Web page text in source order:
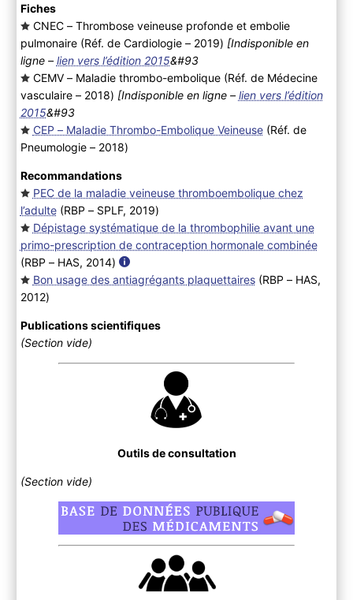
Fiches
CNEC – Thrombose veineuse profonde et embolie
pulmonaire (Réf. de Cardiologie – 2019) [Indisponible en
ligne – lien vers l’édition 2015&#93
CEMV – Maladie thrombo-embolique (Réf. de Médecine
vasculaire – 2018) [Indisponible en ligne – lien vers l’édition
2015&#93
CEP – Maladie Thrombo-Embolique Veineuse(Réf. de
Pneumologie – 2018)
Recommandations
PEC de la maladie veineuse thromboembolique chez
l’adulte(RBP – SPLF, 2019)
Dépistage systématique de la thrombophilie avant une
primo-prescription de contraception hormonale combinée
(RBP – HAS, 2014)
Bon usage des antiagrégants plaquettaires(RBP – HAS,
2012)
Publications scientifiques
(Section vide)
Outils de consultation
(Section vide)